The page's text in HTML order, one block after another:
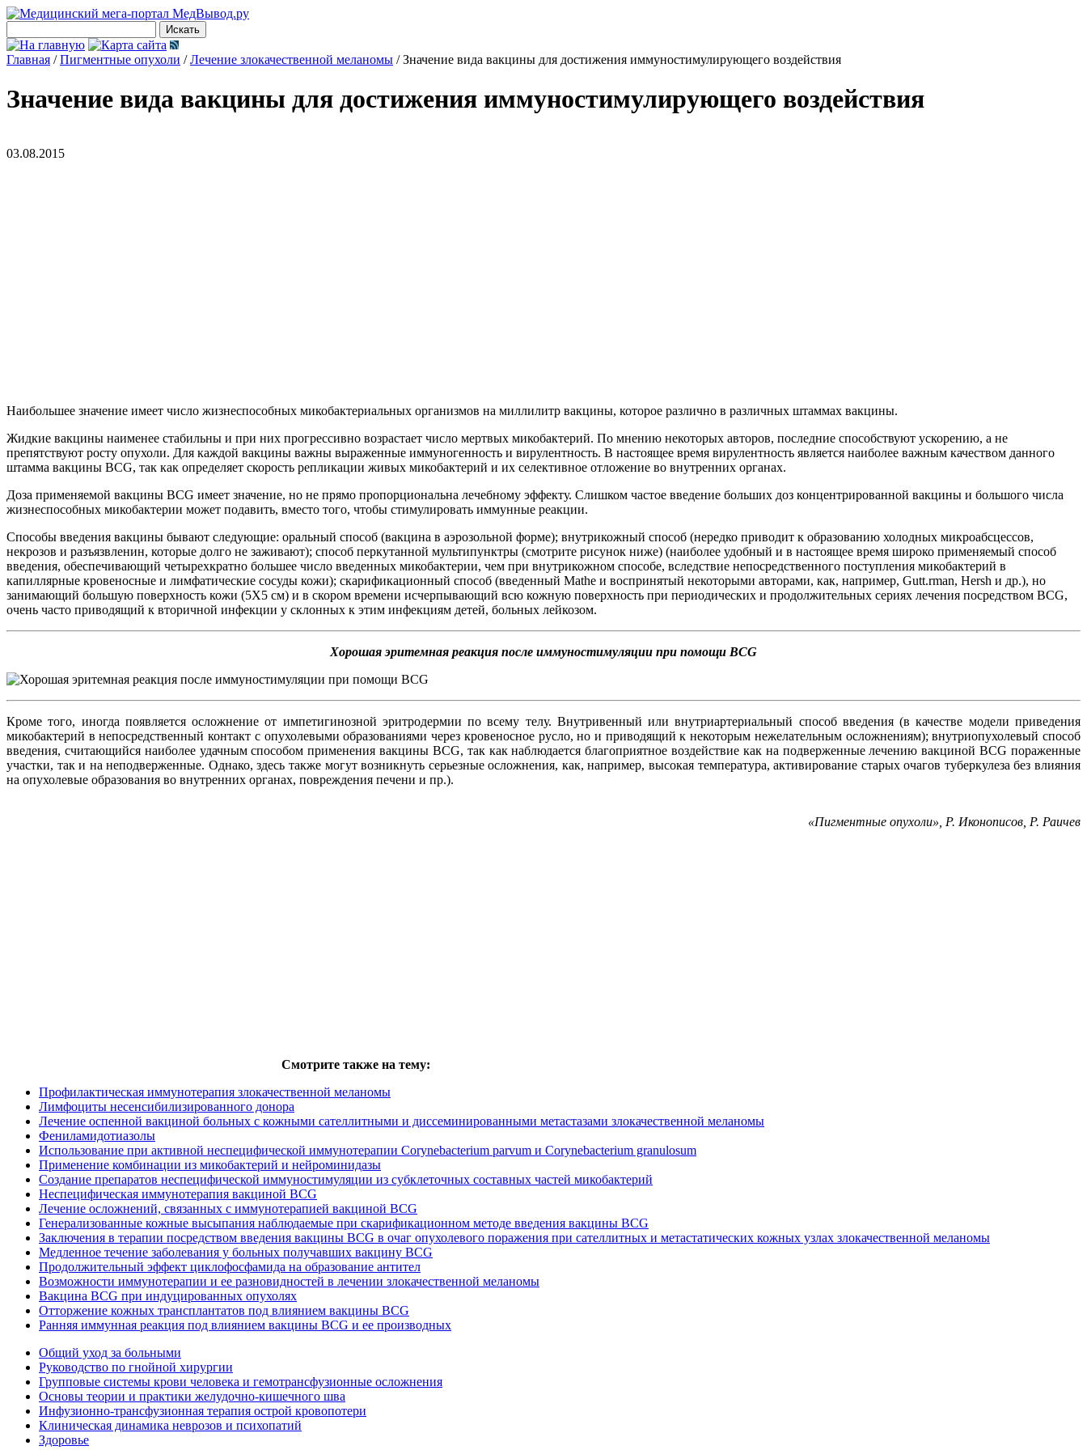
Главная /Пигментные опухоли /Лечение злокачественной меланомы /Значение вида вакцины для достижения иммуностимулирующего воздействия
Значение вида вакцины для достижения иммуностимулирующего воздействия
03.08.2015
Наибольшее значение имеет число жизнеспособных микобактериальных организмов на миллилитр вакцины, которое различно в различных штаммах вакцины.
Жидкие вакцины наименее стабильны и при них прогрессивно возрастает число мертвых микобактерий. По мнению некоторых авторов, последние способствуют ускорению, а не
препятствуют росту опухоли. Для каждой вакцины важны выраженные иммуногенность и вирулентность. В настоящее время вирулентность является наиболее важным качеством данного
штамма вакцины BCG, так как определяет скорость репликации живых микобактерий и их селективное отложение во внутренних органах.
Доза применяемой вакцины BCG имеет значение, но не прямо пропорциональна лечебному эффекту. Слишком частое введение больших доз концентрированной вакцины и большого числа
жизнеспособных микобактерии может подавить, вместо того, чтобы стимулировать иммунные реакции.
Способы введения вакцины бывают следующие: оральный способ (вакцина в аэрозольной форме); внутрикожный способ (нередко приводит к образованию холодных микроабсцессов,
некрозов и разъязвленин, которые долго не заживают); способ перкутанной мультипунктры (смотрите рисунок ниже) (наиболее удобный и в настоящее время широко применяемый способ
введения, обеспечивающий четырехкратно большее число введенных микобактерии, чем при внутрикожном способе, вследствие непосредственного поступления микобактерий в
капиллярные кровеносные и лимфатические сосуды кожи); скарификационный способ (введенный Mathe и воспринятый некоторыми авторами, как, например, Gutt.rman, Hersh и др.), но
занимающий большую поверхность кожи (5X5 см) и в скором времени исчерпывающий всю кожную поверхность при периодических и продолжительных сериях лечения посредством BCG,
очень часто приводящий к вторичной инфекции у склонных к этим инфекциям детей, больных лейкозом.
Хорошая эритемная реакция после иммуностимуляции при помощи BCG
Кроме того, иногда появляется осложнение от импетигинозной эритродермии по всему телу. Внутривенный или внутриартериальный способ введения (в качестве модели приведения
микобактерий в непосредственный контакт с опухолевыми образованиями через кровеносное русло, но и приводящий к некоторым нежелательным осложнениям); внутриопухолевый способ
введения, считающийся наиболее удачным способом применения вакцины BCG, так как наблюдается благоприятное воздействие как на подверженные лечению вакциной BCG пораженные
участки, так и на неподверженные. Однако, здесь также могут возникнуть серьезные осложнения, как, например, высокая температура, активирование старых очагов туберкулеза без влияния
на опухолевые образования во внутренних органах, повреждения печени и пр.).
«Пигментные опухоли», Р. Иконописов, Р. Раичев
Смотрите также на тему:
Профилактическая иммунотерапия злокачественной меланомы
Лимфоциты несенсибилизированного донора
Лечение оспенной вакциной больных с кожными сателлитными и диссеминированными метастазами злокачественной меланомы
Фениламидотиазолы
Использование при активной неспецифической иммунотерапии Corynebacterium parvum и Corynebacterium granulosum
Применение комбинации из микобактерий и нейроминидазы
Создание препаратов неспецифической иммуностимуляции из субклеточных составных частей микобактерий
Неспецифическая иммунотерапия вакциной BCG
Лечение осложнений, связанных с иммунотерапией вакциной BCG
Генерализованные кожные высыпания наблюдаемые при скарификационном методе введения вакцины BCG
Заключения в терапии посредством введения вакцины BCG в очаг опухолевого поражения при сателлитных и метастатических кожных узлах злокачественной меланомы
Медленное течение заболевания у больных получавших вакцину BCG
Продолжительный эффект циклофосфамида на образование антител
Возможности иммунотерапии и ее разновидностей в лечении злокачественной меланомы
Вакцина BCG при индуцированных опухолях
Отторжение кожных трансплантатов под влиянием вакцины BCG
Ранняя иммунная реакция под влиянием вакцины BCG и ее производных
Общий уход за больными
Руководство по гнойной хирургии
Групповые системы крови человека и гемотрансфузионные осложнения
Основы теории и практики желудочно-кишечного шва
Инфузионно-трансфузионная терапия острой кровопотери
Клиническая динамика неврозов и психопатий
Здоровье